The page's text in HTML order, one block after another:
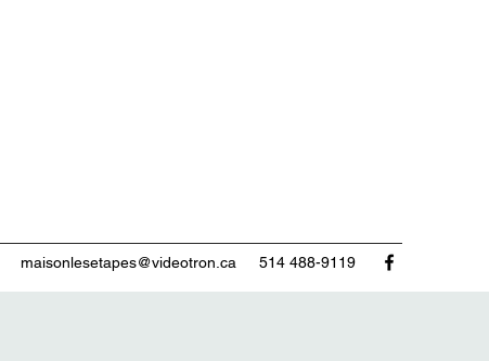
maisonlesetapes@videotron.ca 514 488-9119